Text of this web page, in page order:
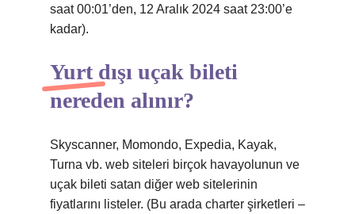
saat 00:01’den, 12 Aralık 2024 saat 23:00’e
kadar).
Yurt dışı uçak bileti
nereden alınır?
Skyscanner, Momondo, Expedia, Kayak,
Turna vb. web siteleri birçok havayolunun ve
uçak bileti satan diğer web sitelerinin
fiyatlarını listeler. (Bu arada charter şirketleri –